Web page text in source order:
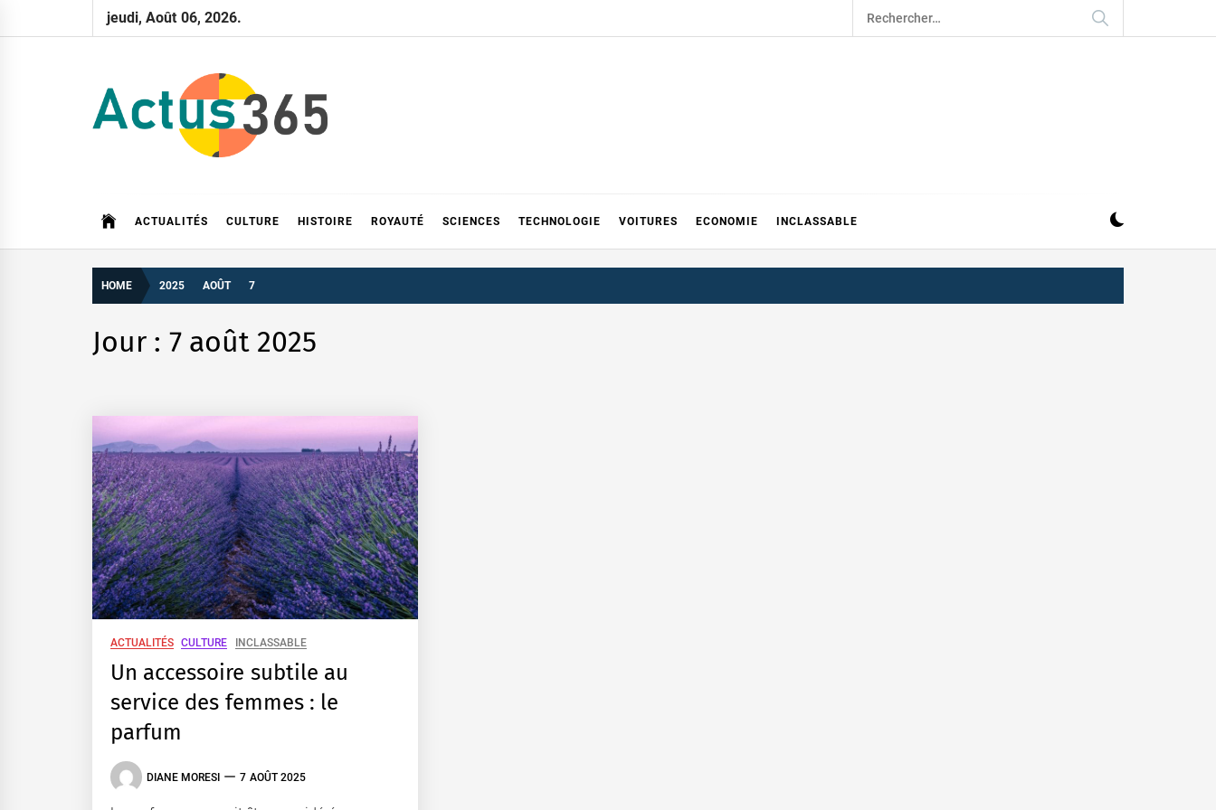
to
jeudi, Août 06, 2026. Rechercher :
ACTUALITÉS CULTURE HISTOIRE ROYAUTÉ SCIENCES TECHNOLOGIE VOITURES ECONOMIE INCLASSABLE
HOME 2025 AOÛT 7
Jour : 7 août 2025
ACTUALITÉS CULTURE INCLASSABLE
Un accessoire subtile au
service des femmes : le
parfum
DIANE MORESI 7 AOÛT 2025